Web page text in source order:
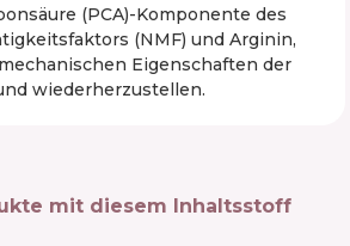
(PCA)-Komponente des
(NMF) und Arginin,
Eigenschaften der
wiederherzustellen.
mit diesem Inhaltsstoff